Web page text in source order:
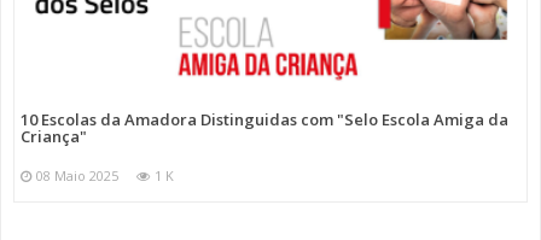
10 Escolas da Amadora Distinguidas com "Selo Escola Amiga da
Criança"
08 Maio 2025 1 K